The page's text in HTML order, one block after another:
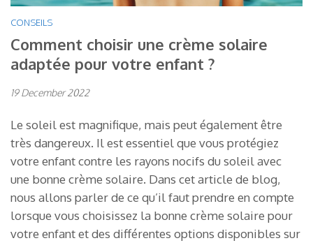
CONSEILS
Comment choisir une crème solaire
adaptée pour votre enfant ?
19 December 2022
Le soleil est magnifique, mais peut également être
très dangereux. Il est essentiel que vous protégiez
votre enfant contre les rayons nocifs du soleil avec
une bonne crème solaire. Dans cet article de blog,
nous allons parler de ce qu’il faut prendre en compte
lorsque vous choisissez la bonne crème solaire pour
votre enfant et des différentes options disponibles sur